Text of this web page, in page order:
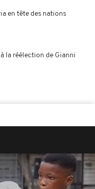
en tête des nations
la réélection de Gianni